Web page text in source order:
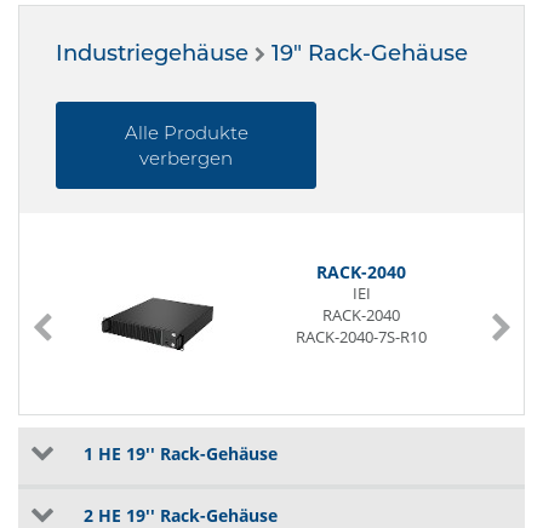
Industriegehäuse 19" Rack-Gehäuse
Alle Produkte
verbergen
RACK-2040
IEI
RACK-2040
RACK-2040-7S-R10
1 HE 19'' Rack-Gehäuse
2 HE 19'' Rack-Gehäuse